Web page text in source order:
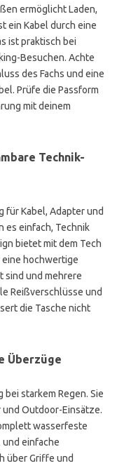
ermöglicht Laden,
ein Kabel durch eine
ist praktisch bei
Besuchen. Achte
des Fachs und eine
Prüfe die Passform
mit deinem
Technik-
Kabel, Adapter und
es einfach, Technik
bietet mit dem Tech
hochwertige
sind und mehrere
Reißverschlüsse und
die Tasche nicht
Überzüge
starkem Regen. Sie
Outdoor-Einsätze.
wasserfeste
und einfache
über Griffe und